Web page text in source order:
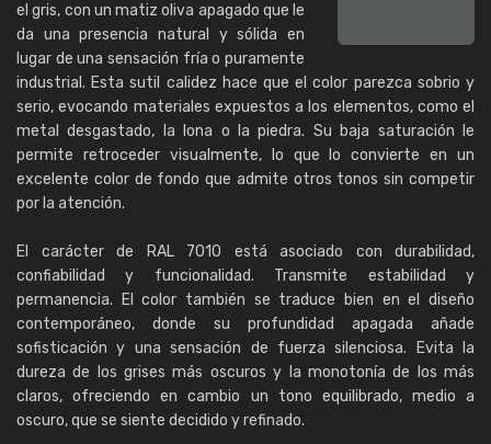
el gris, con un matiz oliva apagado que le
da una presencia natural y sólida en
lugar de una sensación fría o puramente
industrial. Esta sutil calidez hace que el color parezca sobrio y
serio, evocando materiales expuestos a los elementos, como el
metal desgastado, la lona o la piedra. Su baja saturación le
permite retroceder visualmente, lo que lo convierte en un
excelente color de fondo que admite otros tonos sin competir
por la atención.
El carácter de RAL 7010 está asociado con durabilidad,
confiabilidad y funcionalidad. Transmite estabilidad y
permanencia. El color también se traduce bien en el diseño
contemporáneo, donde su profundidad apagada añade
sofisticación y una sensación de fuerza silenciosa. Evita la
dureza de los grises más oscuros y la monotonía de los más
claros, ofreciendo en cambio un tono equilibrado, medio a
oscuro, que se siente decidido y refinado.